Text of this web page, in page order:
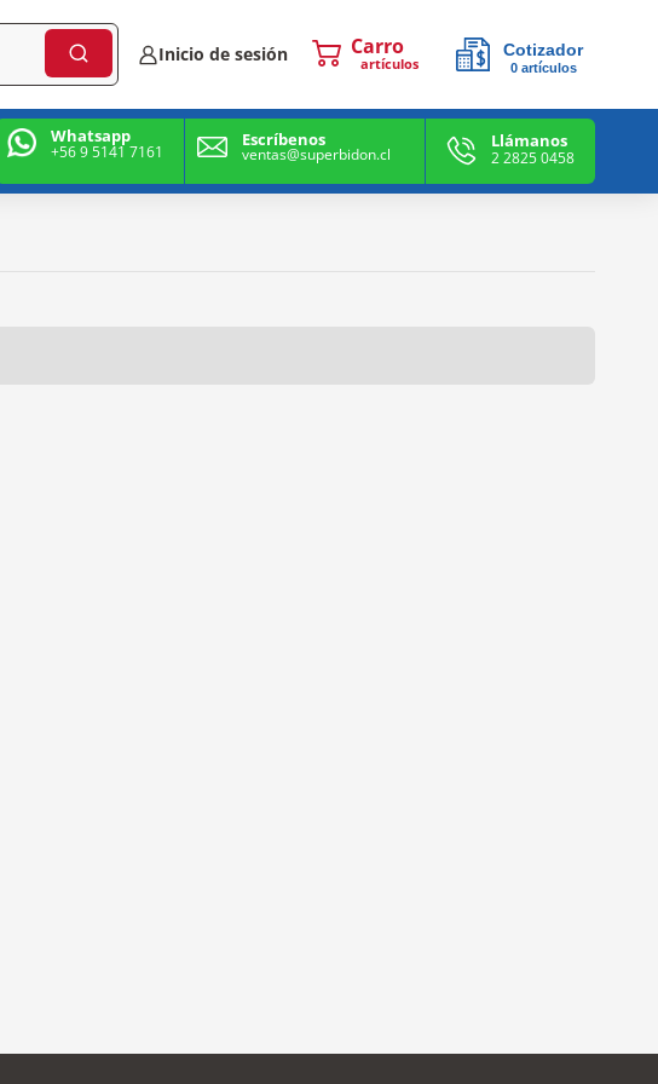
Inicio de sesión artículos
Cotizador
0artículos
Whatsapp
+56 9 5141 7161
Escríbenos
ventas@superbidon.cl
Llámanos
2 2825 0458